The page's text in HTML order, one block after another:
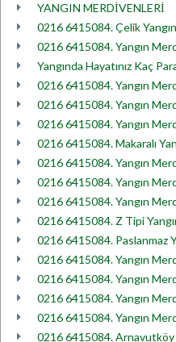
YANGIN MERDİVENLERİ
0216 6415084. Çelik
0216 6415084. Yangın
Yangında Hayatınız Kaç
0216 6415084. Yangın
0216 6415084. Yangın
0216 6415084. Yangın
0216 6415084. Makaralı
0216 6415084. Yangın
0216 6415084. Yangın
0216 6415084. Yangın
0216 6415084. Z Tipi
0216 6415084. Paslanmaz
0216 6415084. Yangın
0216 6415084. Yangın
0216 6415084. Yangın
0216 6415084. Yangın
0216 6415084. Arnavutköy